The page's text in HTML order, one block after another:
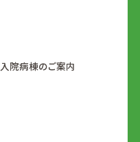
入院病棟のご案内